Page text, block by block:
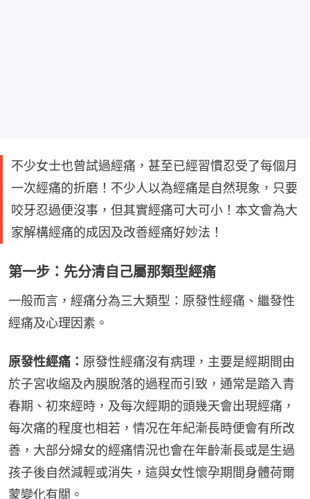
不少女士也曾試過經痛，甚至已經習慣忍受了每個月
一次經痛的折磨！不少人以為經痛是自然現象，只要
咬牙忍過便沒事，但其實經痛可大可小！本文會為大
家解構經痛的成因及改善經痛好妙法！
第一步：先分清自己屬那類型經痛
一般而言，經痛分為三大類型：原發性經痛、繼發性
經痛及心理因素。
原發性經痛： 原發性經痛沒有病理，主要是經期間由
於子宮收縮及內膜脫落的過程而引致，通常是踏入青
春期、初來經時，及每次經期的頭幾天會出現經痛，
每次痛的程度也相若，情况在年紀漸長時便會有所改
善，大部分婦女的經痛情況也會在年齡漸長或是生過
孩子後自然減輕或消失，這與女性懷孕期間身體荷爾
蒙變化有關。